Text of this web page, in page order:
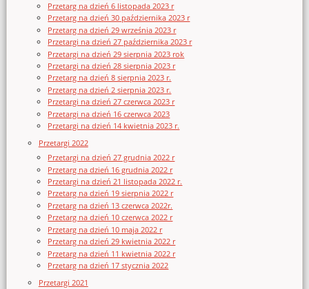
Przetarg na dzień 6 listopada 2023 r
Przetarg na dzień 30 października 2023 r
Przetarg na dzień 29 września 2023 r
Przetargi na dzień 27 października 2023 r
Przetargi na dzień 29 sierpnia 2023 rok
Przetargi na dzień 28 sierpnia 2023 r
Przetarg na dzień 8 sierpnia 2023 r.
Przetarg na dzień 2 sierpnia 2023 r.
Przetargi na dzień 27 czerwca 2023 r
Przetargi na dzień 16 czerwca 2023
Przetargi na dzień 14 kwietnia 2023 r.
Przetargi 2022
Przetargi na dzień 27 grudnia 2022 r
Przetarg na dzień 16 grudnia 2022 r
Przetargi na dzień 21 listopada 2022 r.
Przetarg na dzień 19 sierpnia 2022 r
Przetarg na dzień 13 czerwca 2022r.
Przetarg na dzień 10 czerwca 2022 r
Przetarg na dzień 10 maja 2022 r
Przetarg na dzień 29 kwietnia 2022 r
Przetarg na dzień 11 kwietnia 2022 r
Przetarg na dzień 17 stycznia 2022
Przetargi 2021